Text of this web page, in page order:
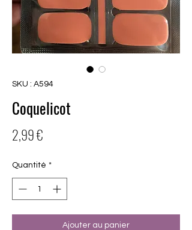
SKU : A594
Coquelicot
2,99 €
Quantité *
Ajouter au panier